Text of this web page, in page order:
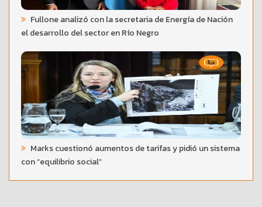
Fullone analizó con la secretaria de Energía de Nación
el desarrollo del sector en Río Negro
Marks cuestionó aumentos de tarifas y pidió un sistema
con “equilibrio social”